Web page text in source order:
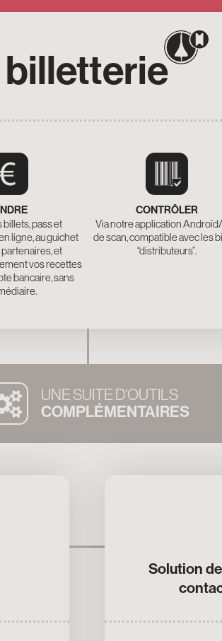
billetterie
billets, pass et
ligne, au guichet
et
vos recettes
bancaire, sans
CONTRÔLER
Via notre application
de scan, compatible avec les
“distributeurs”.
UNE SUITE D'OUTILS
COMPLÉMENTAIRES
Solution